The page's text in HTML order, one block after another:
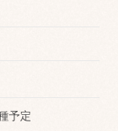
予定